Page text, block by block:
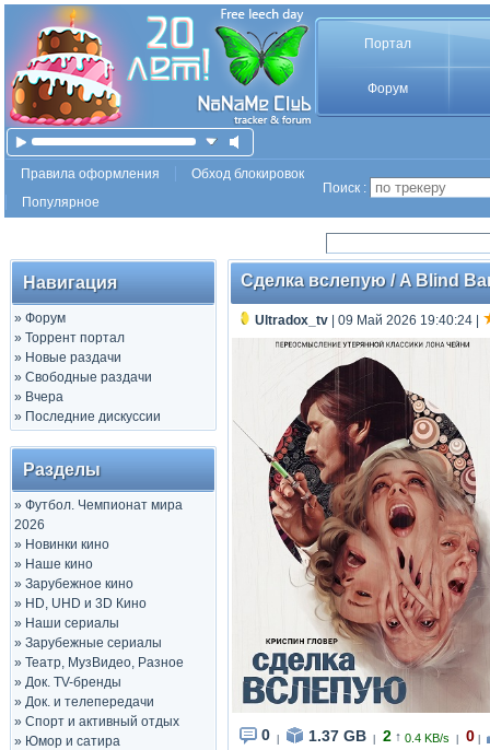
Портал
Форум
Правила оформления
Обход блокировок
Популярное
Поиск :
Навигация
» Форум
» Торрент портал
» Новые раздачи
» Свободные раздачи
» Вчера
» Последние дискуссии
Разделы
» Футбол. Чемпионат мира
2026
» Новинки кино
» Наше кино
» Зарубежное кино
» HD, UHD и 3D Кино
» Наши сериалы
» Зарубежные сериалы
» Театр, МузВидео, Разное
» Док. TV-бренды
» Док. и телепередачи
» Спорт и активный отдых
» Юмор и сатира
Сделка вслепую / A Blind
Ultradox_tv | 09 Май 2026 19:40:24
0 1.37 GB 2 ↑ 0.4 KB/s 0